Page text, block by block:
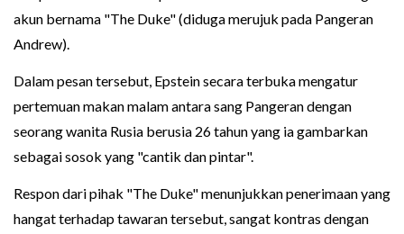
akun bernama "The Duke" (diduga merujuk pada Pangeran
Andrew).
Dalam pesan tersebut, Epstein secara terbuka mengatur
pertemuan makan malam antara sang Pangeran dengan
seorang wanita Rusia berusia 26 tahun yang ia gambarkan
sebagai sosok yang "cantik dan pintar".
Respon dari pihak "The Duke" menunjukkan penerimaan yang
hangat terhadap tawaran tersebut, sangat kontras dengan